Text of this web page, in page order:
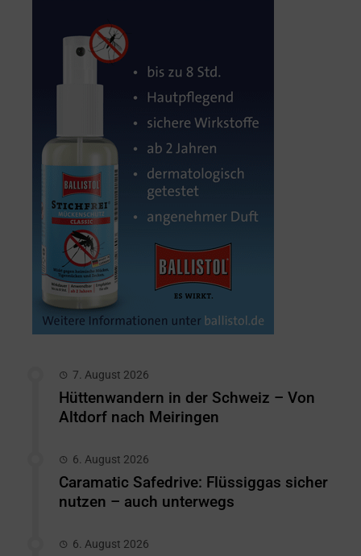
7. August 2026
Hüttenwandern in der Schweiz – Von
Altdorf nach Meiringen
6. August 2026
Caramatic Safedrive: Flüssiggas sicher
nutzen – auch unterwegs
6. August 2026